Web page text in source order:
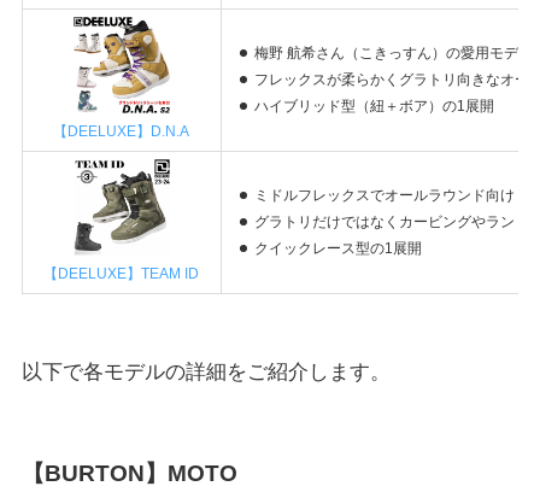
【DEELUXE】D.N.A
梅野 航希さん（こきっすん） の愛用モデル
フレックスが柔らかくグラトリ向きなオー
ハイブリッド型（紐＋ボア）の1展開
【DEELUXE】TEAM ID
ミドルフレックスでオールラウンド向け
グラトリだけではなくカービングやラント
クイックレース型の1展開
以下で各モデルの詳細をご紹介します。
【BURTON】MOTO